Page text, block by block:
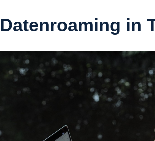
Datenroaming in